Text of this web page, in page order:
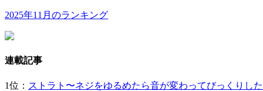
2025年11月のランキング
連載記事
1位： ストラト〜ネジをゆるめたら音が変わってびっくりし